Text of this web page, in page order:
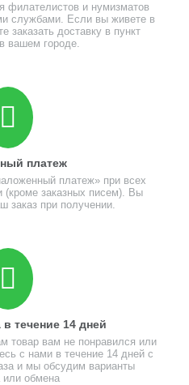
филателистов и нумизматов
службами. Если вы живете в
заказать доставку в пункт
вашем городе.
платеж
платеж» при всех
(кроме заказных писем). Вы
заказ при получении.
течение 14 дней
товар вам не понравился или
с нами в течение 14 дней с
и мы обсудим варианты
или обмена